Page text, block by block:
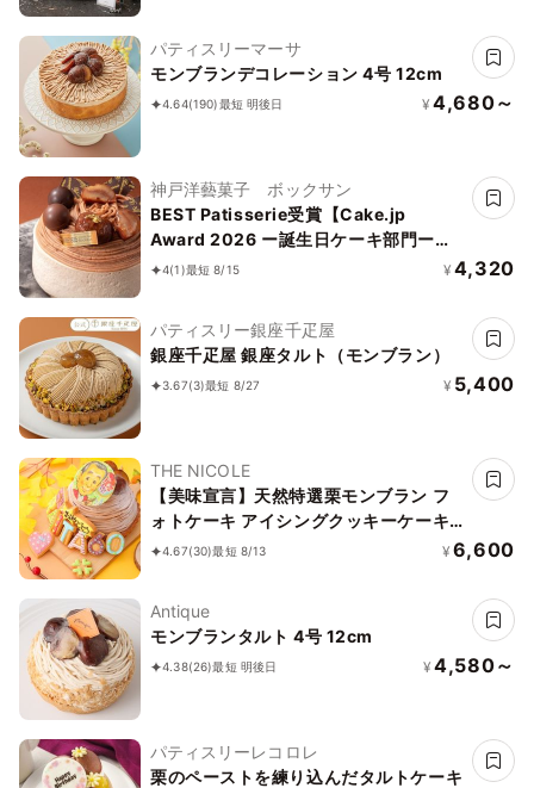
パティスリーマーサ
モンブランデコレーション 4号 12cm
4.64(190)最短 明後日 ¥ 4,680～
神戸洋藝菓子 ボックサン
BEST Patisserie受賞【Cake.jp
Award 2026 ー誕生日ケーキ部門ー】
【神戸洋藝菓子ボックサン】モンブラン
4(1)最短 8/15 ¥ 4,320
パティスリー銀座千疋屋
銀座千疋屋 銀座タルト（モンブラン）
3.67(3)最短 8/27 ¥ 5,400
THE NICOLE
【美味宣言】天然特選栗モンブラン フ
ォトケーキ アイシングクッキーケーキ
文字入りアイシング 写真ケーキ 5号
4.67(30)最短 8/13 ¥ 6,600
Antique
モンブランタルト 4号 12cm
4.38(26)最短 明後日 ¥ 4,580～
パティスリーレコロレ
栗のペーストを練り込んだタルトケーキ